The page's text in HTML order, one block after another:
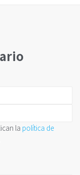
la política de